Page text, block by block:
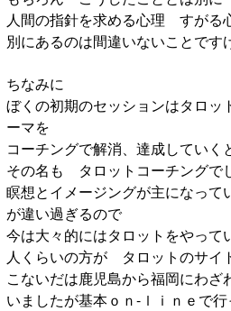
人間の指針を求める心理 すがる
別にあるのは間違いないことです
ちなみに
ぼくの初期のセッションはタロッ
ーマを
コーチングで解消、達成していく
その名も タロットコーチングで
瞑想とイメージングが主になっ
が違い過ぎるので
今は大々的にはタロットをやっ
人くらいの方が タロットのサイ
こないだは鹿児島から福岡にわざ
いましたが基本ｏｎ-ｌｉｎｅで